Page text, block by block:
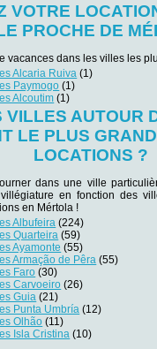
VOTRE
PROCHE DE
vacances dans les villes les
Alcaria Ruiva (1)
Paymogo (1)
Alcoutim (1)
VILLES AUTOUR
LE PLUS
LOCATIONS ?
dans une ville
en fonction des
en Mértola !
Albufeira (224)
Quarteira (59)
Ayamonte (55)
Armação de Pêra (55)
Faro (30)
Carvoeiro (26)
Guia (21)
Punta Umbría (12)
Olhão (11)
Isla Cristina (10)